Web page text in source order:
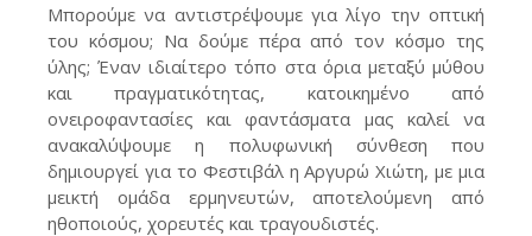
Μπορούμε να αντιστρέψουμε για λίγο την οπτική
του κόσμου; Να δούμε πέρα από τον κόσμο της
ύλης; Έναν ιδιαίτερο τόπο στα όρια μεταξύ μύθου
και πραγματικότητας, κατοικημένο από
ονειροφαντασίες και φαντάσματα μας καλεί να
ανακαλύψουμε η πολυφωνική σύνθεση που
δημιουργεί για το Φεστιβάλ η Αργυρώ Χιώτη, με μια
μεικτή ομάδα ερμηνευτών, αποτελούμενη από
ηθοποιούς, χορευτές και τραγουδιστές.